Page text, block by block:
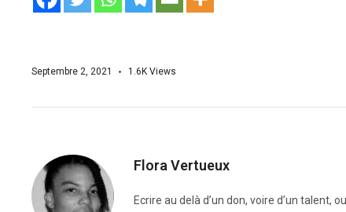
Septembre 2, 2021 1.6K Views
Flora Vertueux
Ecrire au delà d’un don, voire d’un talent,